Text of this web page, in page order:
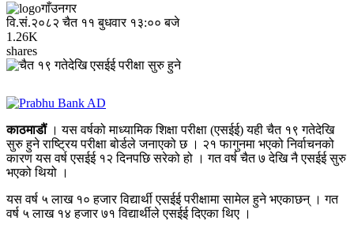
गाँउनगर
वि.सं.२०८२ चैत ११ बुधवार १३:०० बजे
1.26K
shares
काठमाडौं। यस वर्षको माध्यामिक शिक्षा परीक्षा (एसईई) यही चैत १९ गतेदेखि
सुरु हुने राष्ट्रिय परीक्षा बोर्डले जनाएको छ । २१ फागुनमा भएको निर्वाचनको
कारण यस वर्ष एसईई १२ दिनपछि सरेको हो । गत वर्ष चैत ७ देखि नै एसईई सुरु
भएको थियो ।
यस वर्ष ५ लाख १० हजार विद्यार्थी एसईई परीक्षामा सामेल हुने भएकाछन् । गत
वर्ष ५ लाख १४ हजार ७१ विद्यार्थीले एसईई दिएका थिए ।